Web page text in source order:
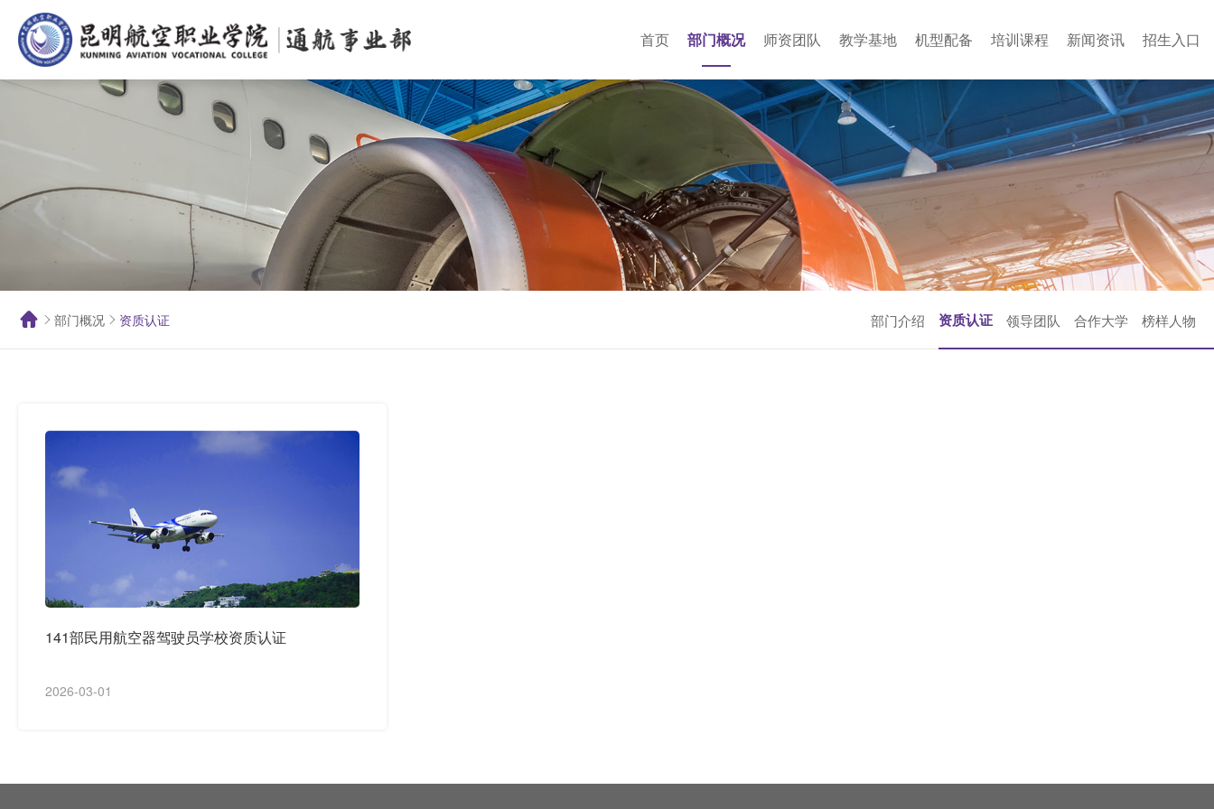
首页 部门概况 师资团队 教学基地 机型配备 培训课程 新闻资讯 招生入口
部门概况 资质认证 部门介绍 资质认证 领导团队 合作大学 榜样人物
141部民用航空器驾驶员学校资质认证
2026-03-01